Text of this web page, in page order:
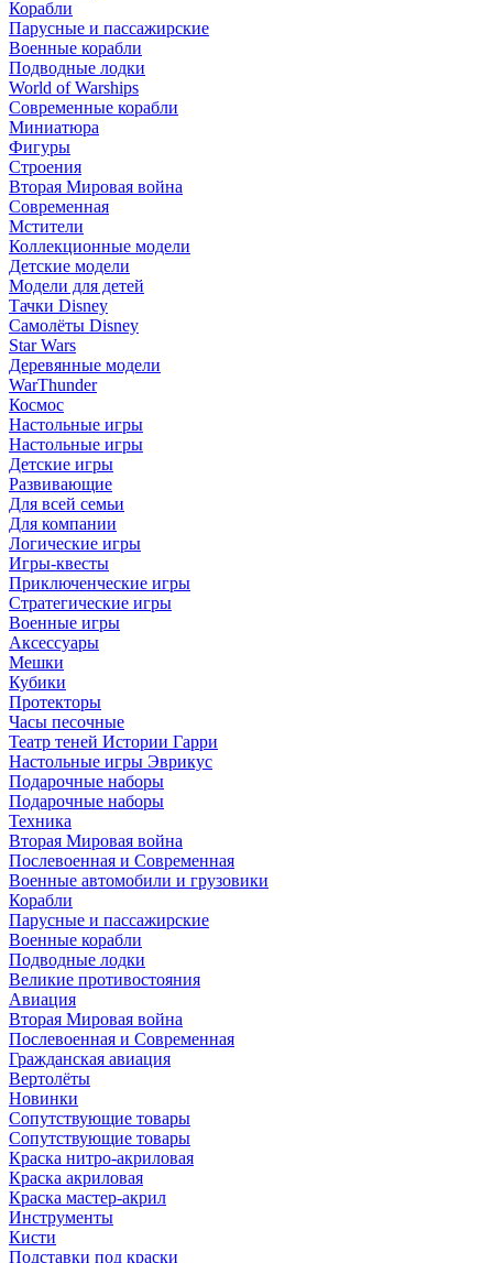
Корабли
Парусные и пассажирские
Военные корабли
Подводные лодки
World of Warships
Современные корабли
Миниатюра
Фигуры
Строения
Вторая Мировая война
Современная
Мстители
Коллекционные модели
Детские модели
Модели для детей
Тачки Disney
Самолёты Disney
Star Wars
Деревянные модели
WarThunder
Космос
Настольные игры
Настольные игры
Детские игры
Развивающие
Для всей семьи
Для компании
Логические игры
Игры-квесты
Приключенческие игры
Стратегические игры
Военные игры
Аксессуары
Мешки
Кубики
Протекторы
Часы песочные
Театр теней Истории Гарри
Настольные игры Эврикус
Подарочные наборы
Подарочные наборы
Техника
Вторая Мировая война
Послевоенная и Современная
Военные автомобили и грузовики
Корабли
Парусные и пассажирские
Военные корабли
Подводные лодки
Великие противостояния
Авиация
Вторая Мировая война
Послевоенная и Современная
Гражданская авиация
Вертолёты
Новинки
Сопутствующие товары
Сопутствующие товары
Краска нитро-акриловая
Краска акриловая
Краска мастер-акрил
Инструменты
Кисти
Подставки под краски